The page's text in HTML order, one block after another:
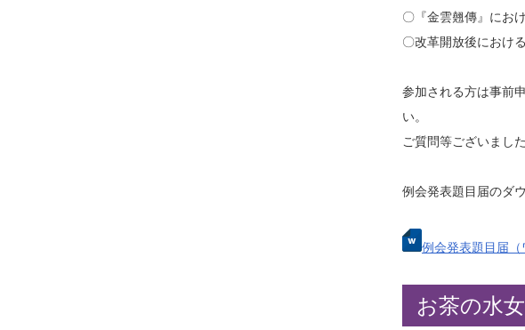
〇『金雲翹傳』に
〇改革開放後にお
参加される方は事前
い。
ご質問等ございまし
例会発表題目届のダ
例会発表題目届（
お茶の水